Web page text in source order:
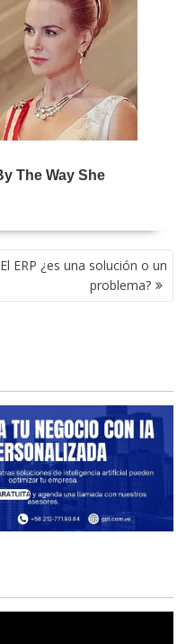
El ERP ¿es una solución o un
problema?